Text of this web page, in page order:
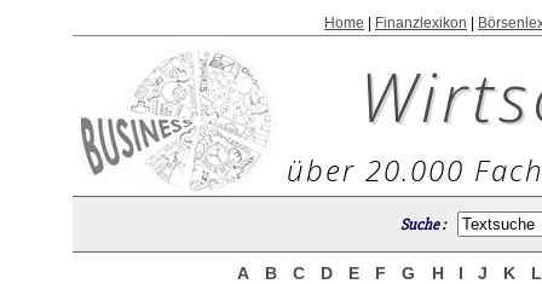
Home Finanzlexikon
über 20.000
Suche :
A B C D E F G H I J K